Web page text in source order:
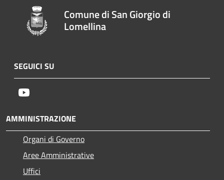
Comune di San Giorgio di
Lomellina
SEGUICI SU
AMMINISTRAZIONE
Organi di Governo
Aree Amministrative
Uffici